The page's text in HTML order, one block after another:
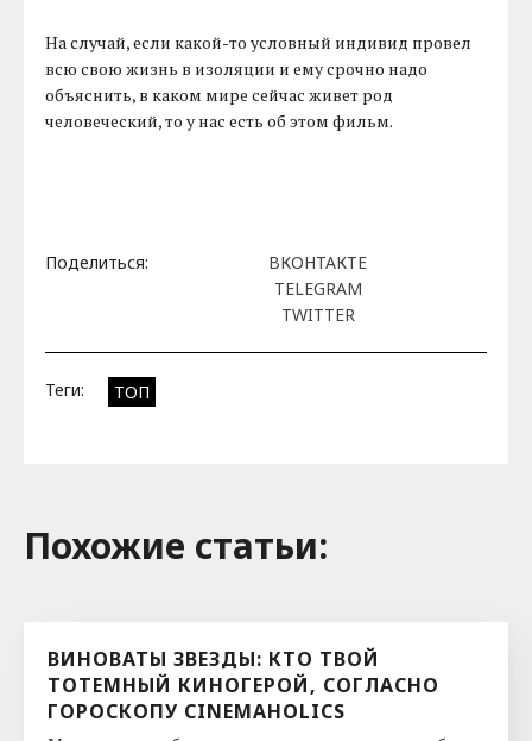
На случай, если какой-то условный индивид провел
всю свою жизнь в изоляции и ему срочно надо
объяснить, в каком мире сейчас живет род
человеческий, то у нас есть об этом фильм.
Поделиться:
ВКОНТАКТЕ
TELEGRAM
TWITTER
Теги: ТОП
Похожие cтатьи:
ВИНОВАТЫ ЗВЕЗДЫ: КТО ТВОЙ
ТОТЕМНЫЙ КИНОГЕРОЙ, СОГЛАСНО
ГОРОСКОПУ CINEMAHOLICS